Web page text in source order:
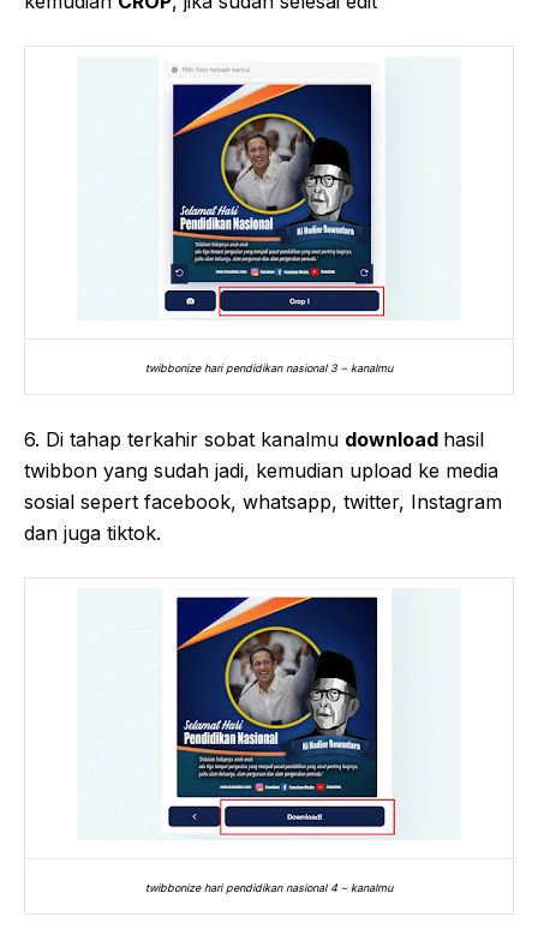
twibbonize hari pendidikan nasional 3 – kanalmu
6. Di tahap terkahir sobat kanalmu download hasil
twibbon yang sudah jadi, kemudian upload ke media
sosial sepert facebook, whatsapp, twitter, Instagram
dan juga tiktok.
twibbonize hari pendidikan nasional 4 – kanalmu